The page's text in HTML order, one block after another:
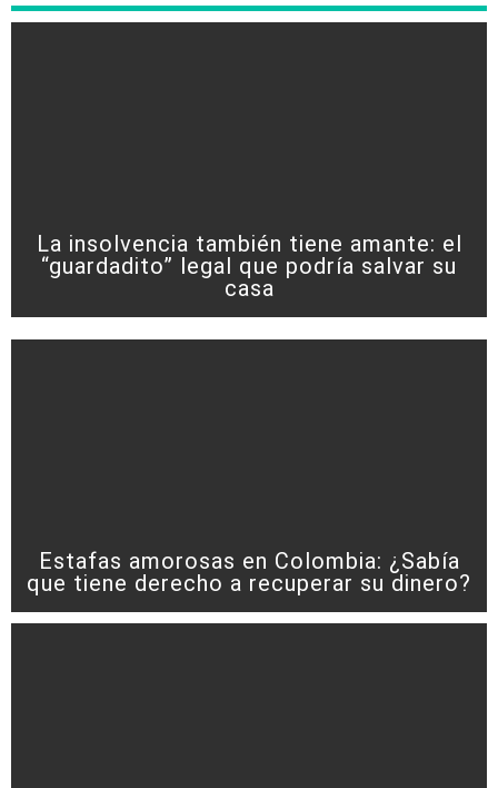
La insolvencia también tiene amante: el
“guardadito” legal que podría salvar su
casa
Estafas amorosas en Colombia: ¿Sabía
que tiene derecho a recuperar su dinero?